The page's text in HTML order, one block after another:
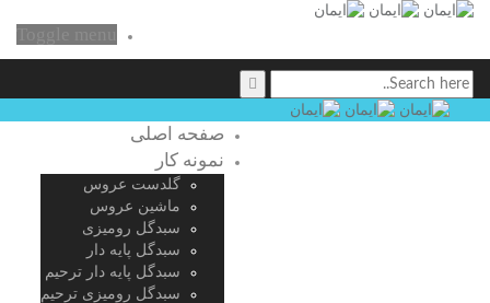
صفحه اصلی
نمونه کار
گلدست عروس
ماشین عروس
سبدگل رومیزی
سبدگل پایه دار
سبدگل پایه دار ترحیم
سبدگل رومیزی ترحیم